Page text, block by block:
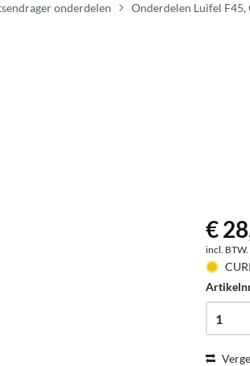
onderdelen Onderdelen Luifel
€
incl. BTW.